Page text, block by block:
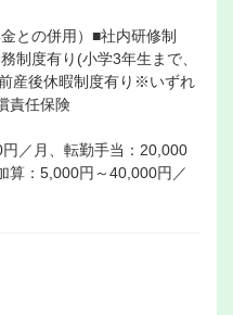
との併用）■社内研修制
制度有り(小学3年生まで、
産後休暇制度有り※いずれ
責任保険
／月、転勤手当：20,000
算：5,000円～40,000円／